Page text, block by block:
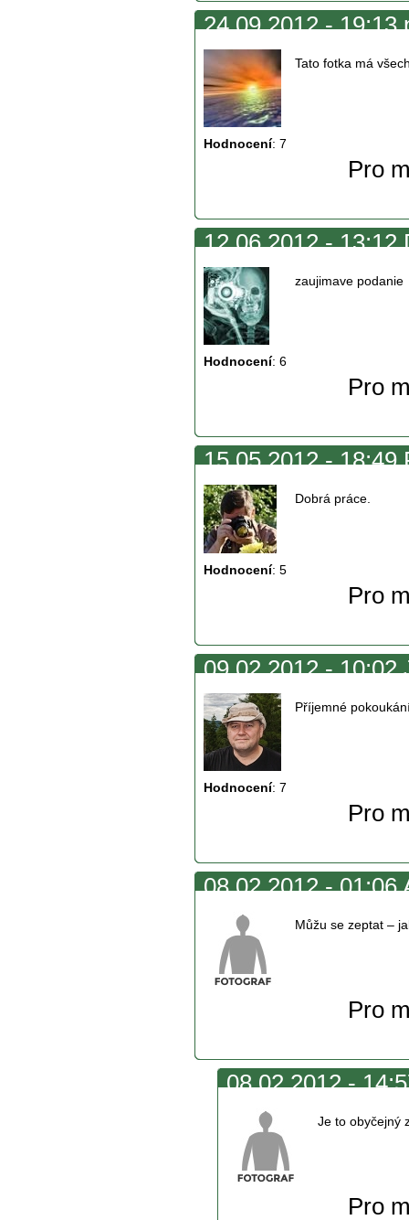
24.09.2012 -
Hodnocení: 7
Tato fotka má
Pro
12.06.2012 -
Hodnocení: 6
zaujimave podanie
Pro
15.05.2012 -
Hodnocení: 5
Dobrá práce.
Pro
09.02.2012 -
Hodnocení: 7
Příjemné
Pro
08.02.2012 - 01:06
Můžu se zeptat –
Pro
08.02.2012 -
Je to obyčejný
Pro